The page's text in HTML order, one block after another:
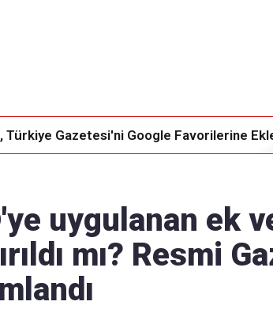
Türkiye Gazetesi'ni Google Favorilerine
uygulanan ek
mı? Resmi